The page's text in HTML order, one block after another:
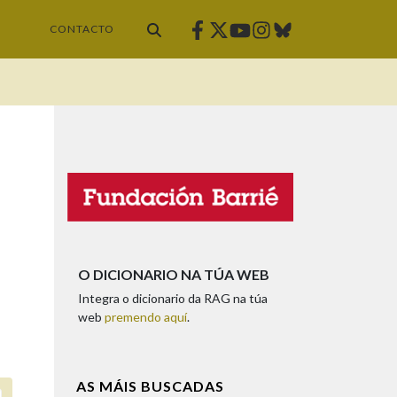
CONTACTO Facebook
Twitter
Youtube
Instagram
Bluesky
O DICIONARIO NA TÚA WEB
Integra o dicionario da RAG na túa
web premendo aquí.
AS MÁIS BUSCADAS